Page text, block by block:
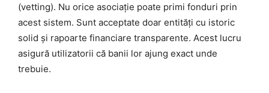
(vetting). Nu orice asociație poate primi fonduri prin
acest sistem. Sunt acceptate doar entități cu istoric
solid și rapoarte financiare transparente. Acest lucru
asigură utilizatorii că banii lor ajung exact unde
trebuie.